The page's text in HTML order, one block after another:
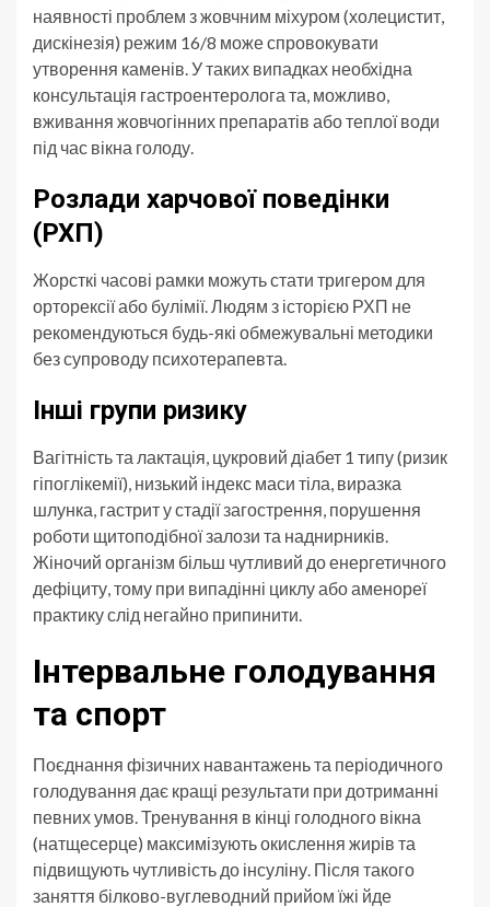
наявності проблем з жовчним міхуром (холецистит,
дискінезія) режим 16/8 може спровокувати
утворення каменів. У таких випадках необхідна
консультація гастроентеролога та, можливо,
вживання жовчогінних препаратів або теплої води
під час вікна голоду.
Розлади харчової поведінки
(РХП)
Жорсткі часові рамки можуть стати тригером для
орторексії або булімії. Людям з історією РХП не
рекомендуються будь-які обмежувальні методики
без супроводу психотерапевта.
Інші групи ризику
Вагітність та лактація, цукровий діабет 1 типу (ризик
гіпоглікемії), низький індекс маси тіла, виразка
шлунка, гастрит у стадії загострення, порушення
роботи щитоподібної залози та наднирників.
Жіночий організм більш чутливий до енергетичного
дефіциту, тому при випадінні циклу або аменореї
практику слід негайно припинити.
Інтервальне голодування
та спорт
Поєднання фізичних навантажень та періодичного
голодування дає кращі результати при дотриманні
певних умов. Тренування в кінці голодного вікна
(натщесерце) максимізують окислення жирів та
підвищують чутливість до інсуліну. Після такого
заняття білково-вуглеводний прийом їжі йде